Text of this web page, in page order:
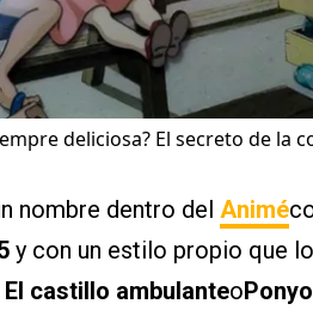
deliciosa? El secreto de la
nombre dentro del Animé
y con un estilo propio que
castillo ambulanteo